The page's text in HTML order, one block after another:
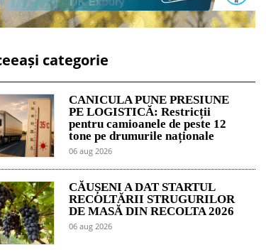
categorie
CANICULA PUNE PRESIUNE
PE LOGISTICĂ: Restricții
pentru camioanele de peste 12
tone pe drumurile naționale
06 aug 2026
CĂUȘENI A DAT STARTUL
RECOLTĂRII STRUGURILOR
DE MASĂ DIN RECOLTA 2026
06 aug 2026